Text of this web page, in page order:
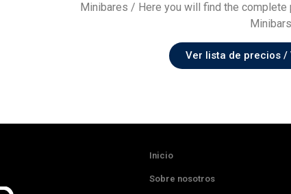
Minibares / Here you will find the
Ver lista de precios /
Inicio
Sobre nosotros